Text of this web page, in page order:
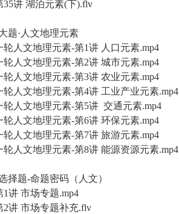
讲 湖泊元素(下).flv
题·人文地理元素
人文地理元素-第1讲 人口元素.mp4
人文地理元素-第2讲 城市元素.mp4
人文地理元素-第3讲 农业元素.mp4
人文地理元素-第4讲 工业产业元素.mp4
人文地理元素-第5讲 交通元素.mp4
人文地理元素-第6讲 环保元素.mp4
人文地理元素-第7讲 旅游元素.mp4
人文地理元素-第8讲 能源资源元素.mp4
择题-命题密码（人文）
讲 市场专题.mp4
讲 市场专题补充.flv